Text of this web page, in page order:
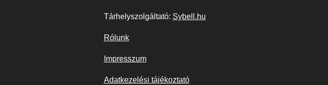
Tárhelyszolgáltató: Sybell.hu
Rólunk
Impresszum
Adatkezelési tájékoztató